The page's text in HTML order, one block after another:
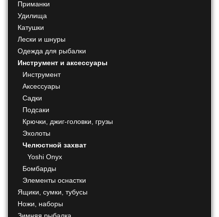
Приманки
Удилища
Катушки
Лески и шнуры
Одежда для рыбалки
Инструмент и аксессуары
Инструмент
Аксессуары
Садки
Подсаки
Крючки, джиг-головки, грузы
Эхолоты
Челюстной захват
Yoshi Onyx
Бомбарды
Элементы оснастки
Ящики, сумки, тубусы
Ножи, наборы